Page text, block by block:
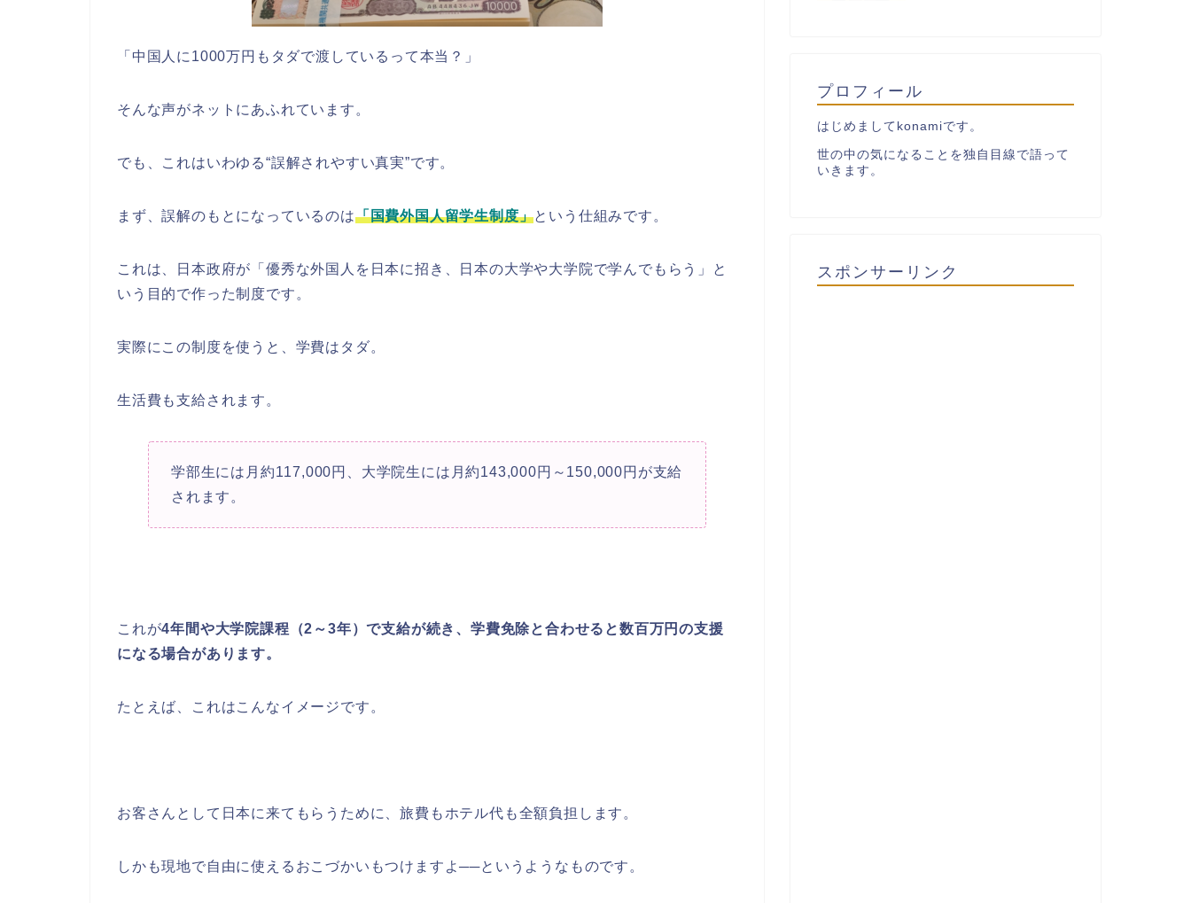
「中国人に1000万円もタダで渡しているって本当？」
そんな声がネットにあふれています。
でも、これはいわゆる“誤解されやすい真実”です。
まず、誤解のもとになっているのは「国費外国人留学生制度」という仕組みです。
これは、日本政府が「優秀な外国人を日本に招き、日本の大学や大学院で学んでもらう」と
いう目的で作った制度です。
実際にこの制度を使うと、学費はタダ。
生活費も支給されます。
学部生には月約117,000円、大学院生には月約143,000円～150,000円が支給
されます。
これが4年間や大学院課程（2～3年）で支給が続き、学費免除と合わせると数百万円の支援
になる場合があります。
たとえば、これはこんなイメージです。
お客さんとして日本に来てもらうために、旅費もホテル代も全額負担します。
しかも現地で自由に使えるおこづかいもつけますよ──というようなものです。
プロフィール
はじめましてkonamiです。
世の中の気になることを独自目線で語って
いきます。
スポンサーリンク